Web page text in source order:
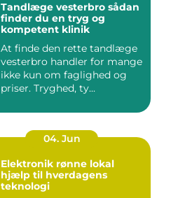
Tandlæge vesterbro sådan
finder du en tryg og
kompetent klinik
At finde den rette tandlæge
vesterbro handler for mange
ikke kun om faglighed og
priser. Tryghed, ty...
04. Jun
Elektronik rønne lokal
hjælp til hverdagens
teknologi